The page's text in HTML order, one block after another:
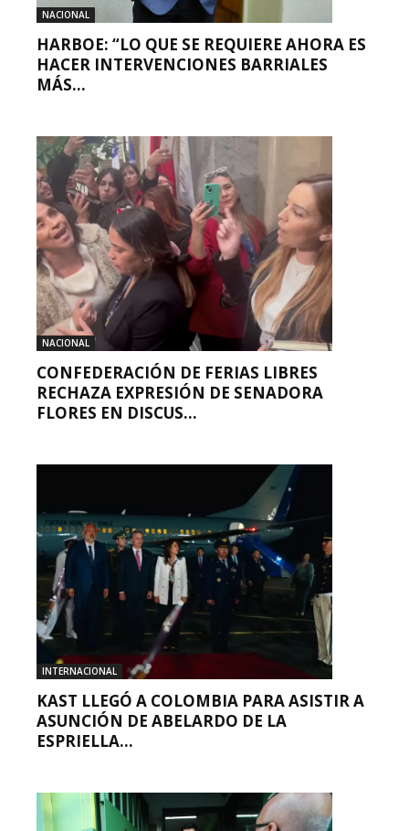
NACIONAL
HARBOE: “LO QUE SE REQUIERE AHORA ES
HACER INTERVENCIONES BARRIALES
MÁS...
NACIONAL
CONFEDERACIÓN DE FERIAS LIBRES
RECHAZA EXPRESIÓN DE SENADORA
FLORES EN DISCUS...
INTERNACIONAL
KAST LLEGÓ A COLOMBIA PARA ASISTIR A
ASUNCIÓN DE ABELARDO DE LA
ESPRIELLA...